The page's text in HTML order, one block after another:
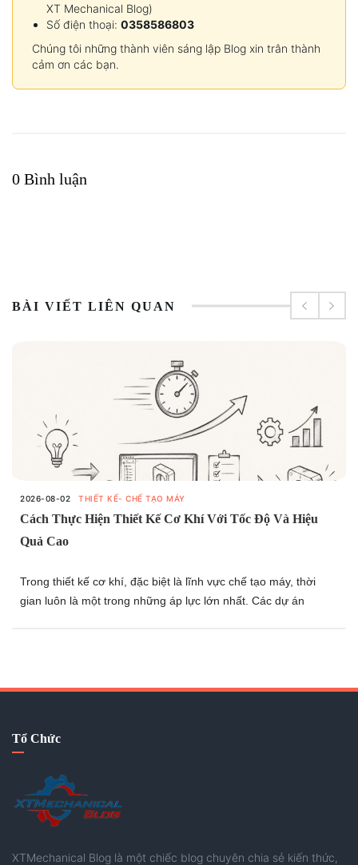
XT Mechanical Blog)
Số điện thoại: 0358586803
Chúng tôi những thành viên sáng lập Blog xin trân thành
cảm ơn các bạn.
0 Bình luận
BÀI VIẾT LIÊN QUAN
2026-08-02 THIẾT KẾ- CHẾ TẠO MÁY
Cách Thực Hiện Thiết Kế Cơ Khí Với Tốc Độ Và Hiệu
Quả Cao
Trong thiết kế cơ khí, đặc biệt là lĩnh vực chế tạo máy, thời
gian luôn là một trong những áp lực lớn nhất. Các dự án
Tổ Chức
XTMechanical Blog là một chiếc blog chuyên chia sẻ kiến thức,